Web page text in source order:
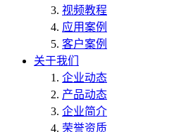
视频教程
应用案例
客户案例
关于我们
企业动态
产品动态
企业简介
荣誉资质